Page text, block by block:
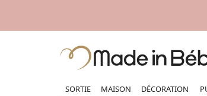
SORTIE MAISON DÉCORATION